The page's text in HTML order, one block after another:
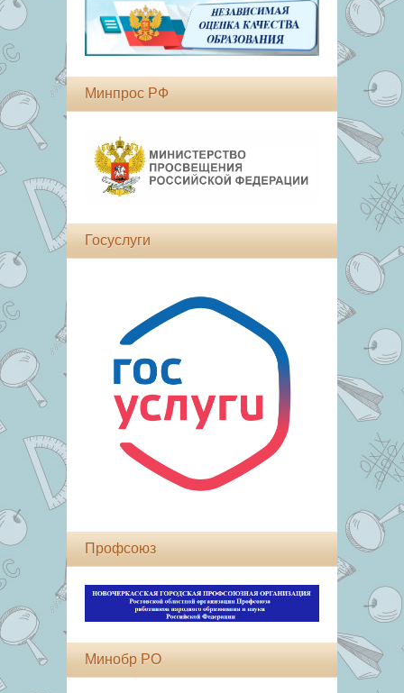
Минпрос РФ
Госуслуги
Профсоюз
Минобр РО